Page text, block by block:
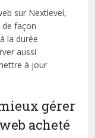
sur Nextlevel,
de façon
la durée
aussi
à jour
gérer
acheté